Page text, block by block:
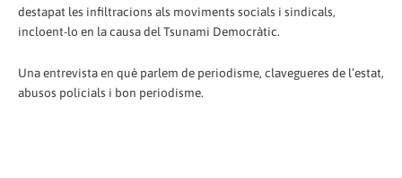
destapat les infiltracions als moviments socials i sindicals,
incloent-lo en la causa del Tsunami Democràtic.
Una entrevista en què parlem de periodisme, clavegueres de l’estat,
abusos policials i bon periodisme.